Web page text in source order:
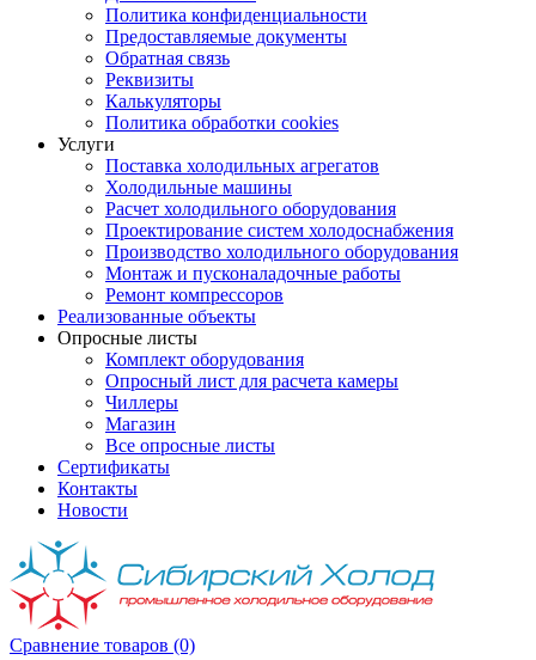
Политика конфиденциальности
Предоставляемые документы
Обратная связь
Реквизиты
Калькуляторы
Политика обработки cookies
Услуги
Поставка холодильных агрегатов
Холодильные машины
Расчет холодильного оборудования
Проектирование систем холодоснабжения
Производство холодильного оборудования
Монтаж и пусконаладочные работы
Ремонт компрессоров
Реализованные объекты
Опросные листы
Комплект оборудования
Опросный лист для расчета камеры
Чиллеры
Магазин
Все опросные листы
Сертификаты
Контакты
Новости
Сравнение товаров (0)